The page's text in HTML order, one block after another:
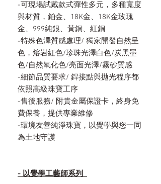
-可現場試戴款式彈性多元，多種寬度
與材質，鉑金、18K金、18K金玫瑰
金、999純銀、黃銅、紅銅
-特殊色澤質感處理/ 獨家開發自然呈
色，熔岩紅色/珍珠光澤白色/炭黑墨
色/自然氧化色/亮面光澤/霧砂質感
-細節品質要求/ 銲接點與拋光程序都
依照高級珠寶工序
-售後服務/ 附貴金屬保證卡，終身免
費保養，提供專業維修
-環境友善純淨珠寶，以覺學與您一同
為土地守護
- 以覺學工藝師系列